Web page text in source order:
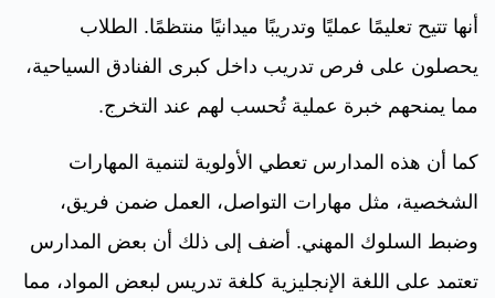
أنها تتيح تعليمًا عمليًا وتدريبًا ميدانيًا منتظمًا. الطلاب
يحصلون على فرص تدريب داخل كبرى الفنادق السياحية،
مما يمنحهم خبرة عملية تُحسب لهم عند التخرج.
كما أن هذه المدارس تعطي الأولوية لتنمية المهارات
الشخصية، مثل مهارات التواصل، العمل ضمن فريق،
وضبط السلوك المهني. أضف إلى ذلك أن بعض المدارس
تعتمد على اللغة الإنجليزية كلغة تدريس لبعض المواد، مما